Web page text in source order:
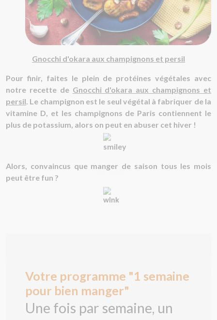
Gnocchi d'okara aux champignons et persil
Pour finir, faites le plein de protéines végétales avec
notre recette de Gnocchi d'okara aux champignons et
persil. Le champignon est le seul végétal à fabriquer de la
vitamine D, et les champignons de Paris contiennent le
plus de potassium, alors on peut en abuser cet hiver !
Alors, convaincus que manger de saison tous les mois
peut être fun ?
Votre programme "1 semaine
pour bien manger"
Une fois par semaine, un